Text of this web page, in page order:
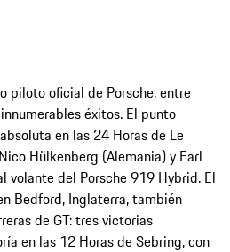
piloto oficial de Porsche, entre
éxitos. El punto
en las 24 Horas de Le
Hülkenberg (Alemania) y Earl
volante del Porsche 919 Hybrid. El
Bedford, Inglaterra, también
de GT: tres victorias
en las 12 Horas de Sebring, con